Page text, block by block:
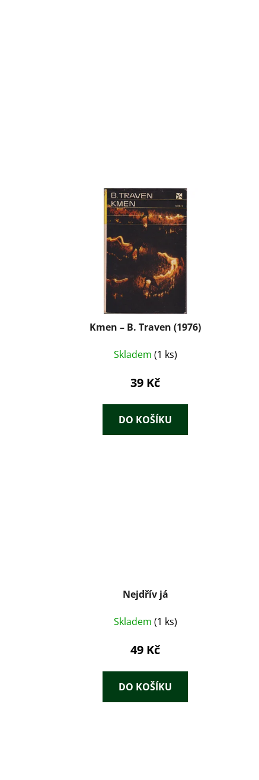
Kmen – B. Traven (1976)
Skladem (1 ks)
39 Kč
DO KOŠÍKU
Nejdřív já
Skladem (1 ks)
49 Kč
DO KOŠÍKU